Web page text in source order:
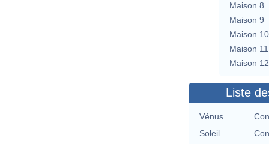
Maison 8
Maison 9
Maison 10
Maison 11
Maison 12
Liste
Vénus
Soleil